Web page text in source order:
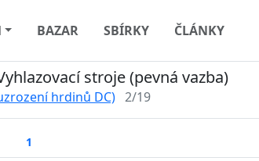
BAZAR SBÍRKY ČLÁNKY
stroje (pevná vazba)
hrdinů DC) 2/19
1